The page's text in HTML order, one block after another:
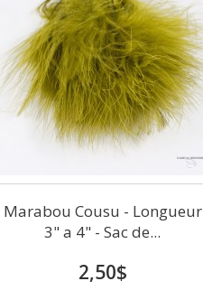
Marabou Cousu - Longueur
3" a 4" - Sac de...
2,50$